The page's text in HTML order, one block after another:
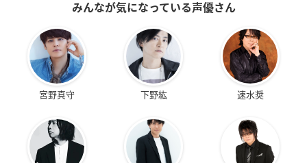
みんなが気になっている声優さん
宮野真守 下野紘 速水奨